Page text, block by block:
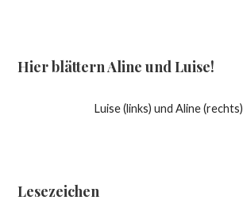
Hier blättern Aline und Luise!
Luise (links) und Aline (rechts)
Lesezeichen